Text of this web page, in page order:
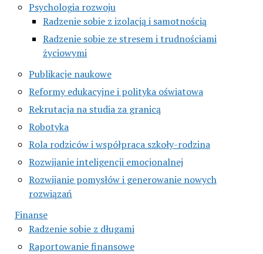
Psychologia rozwoju
Radzenie sobie z izolacją i samotnością
Radzenie sobie ze stresem i trudnościami
życiowymi
Publikacje naukowe
Reformy edukacyjne i polityka oświatowa
Rekrutacja na studia za granicą
Robotyka
Rola rodziców i współpraca szkoły-rodzina
Rozwijanie inteligencji emocjonalnej
Rozwijanie pomysłów i generowanie nowych
rozwiązań
Finanse
Radzenie sobie z długami
Raportowanie finansowe